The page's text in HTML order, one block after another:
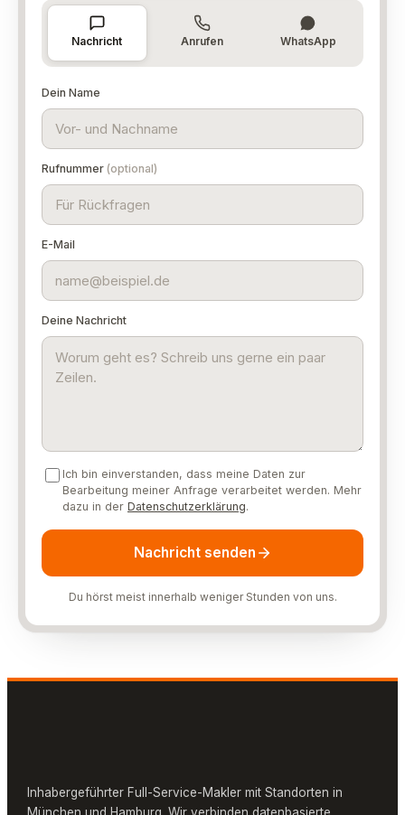
Nachricht Anrufen WhatsApp
Dein Name
Rufnummer (optional)
E-Mail
Deine Nachricht
Ich bin einverstanden, dass meine Daten zur
Bearbeitung meiner Anfrage verarbeitet werden. Mehr
dazu in der Datenschutzerklärung.
Nachricht senden
Du hörst meist innerhalb weniger Stunden von uns.
Inhabergeführter Full-Service-Makler mit Standorten in